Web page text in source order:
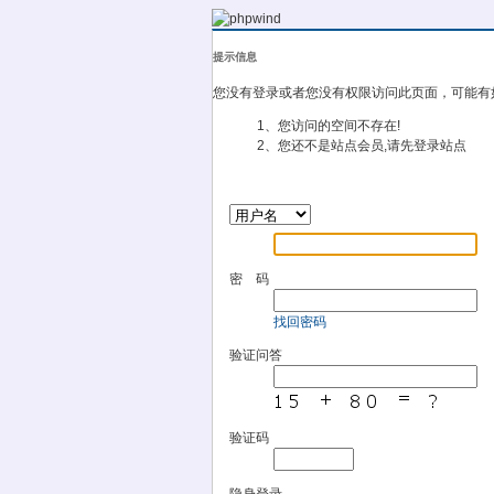
提示信息
您没有登录或者您没有权限访问此页面，可能有
1、您访问的空间不存在!
2、您还不是站点会员,请先登录站点
密 码
找回密码
验证问答
验证码